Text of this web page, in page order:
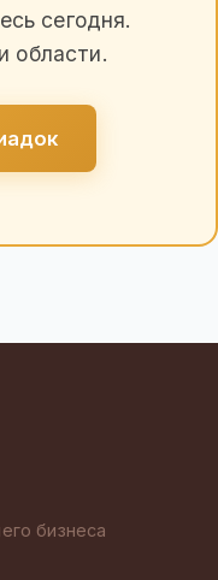
сегодня.
области.
бизнеса